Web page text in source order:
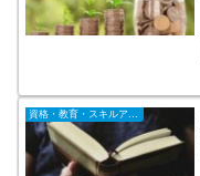
資格・教育・スキルアップ